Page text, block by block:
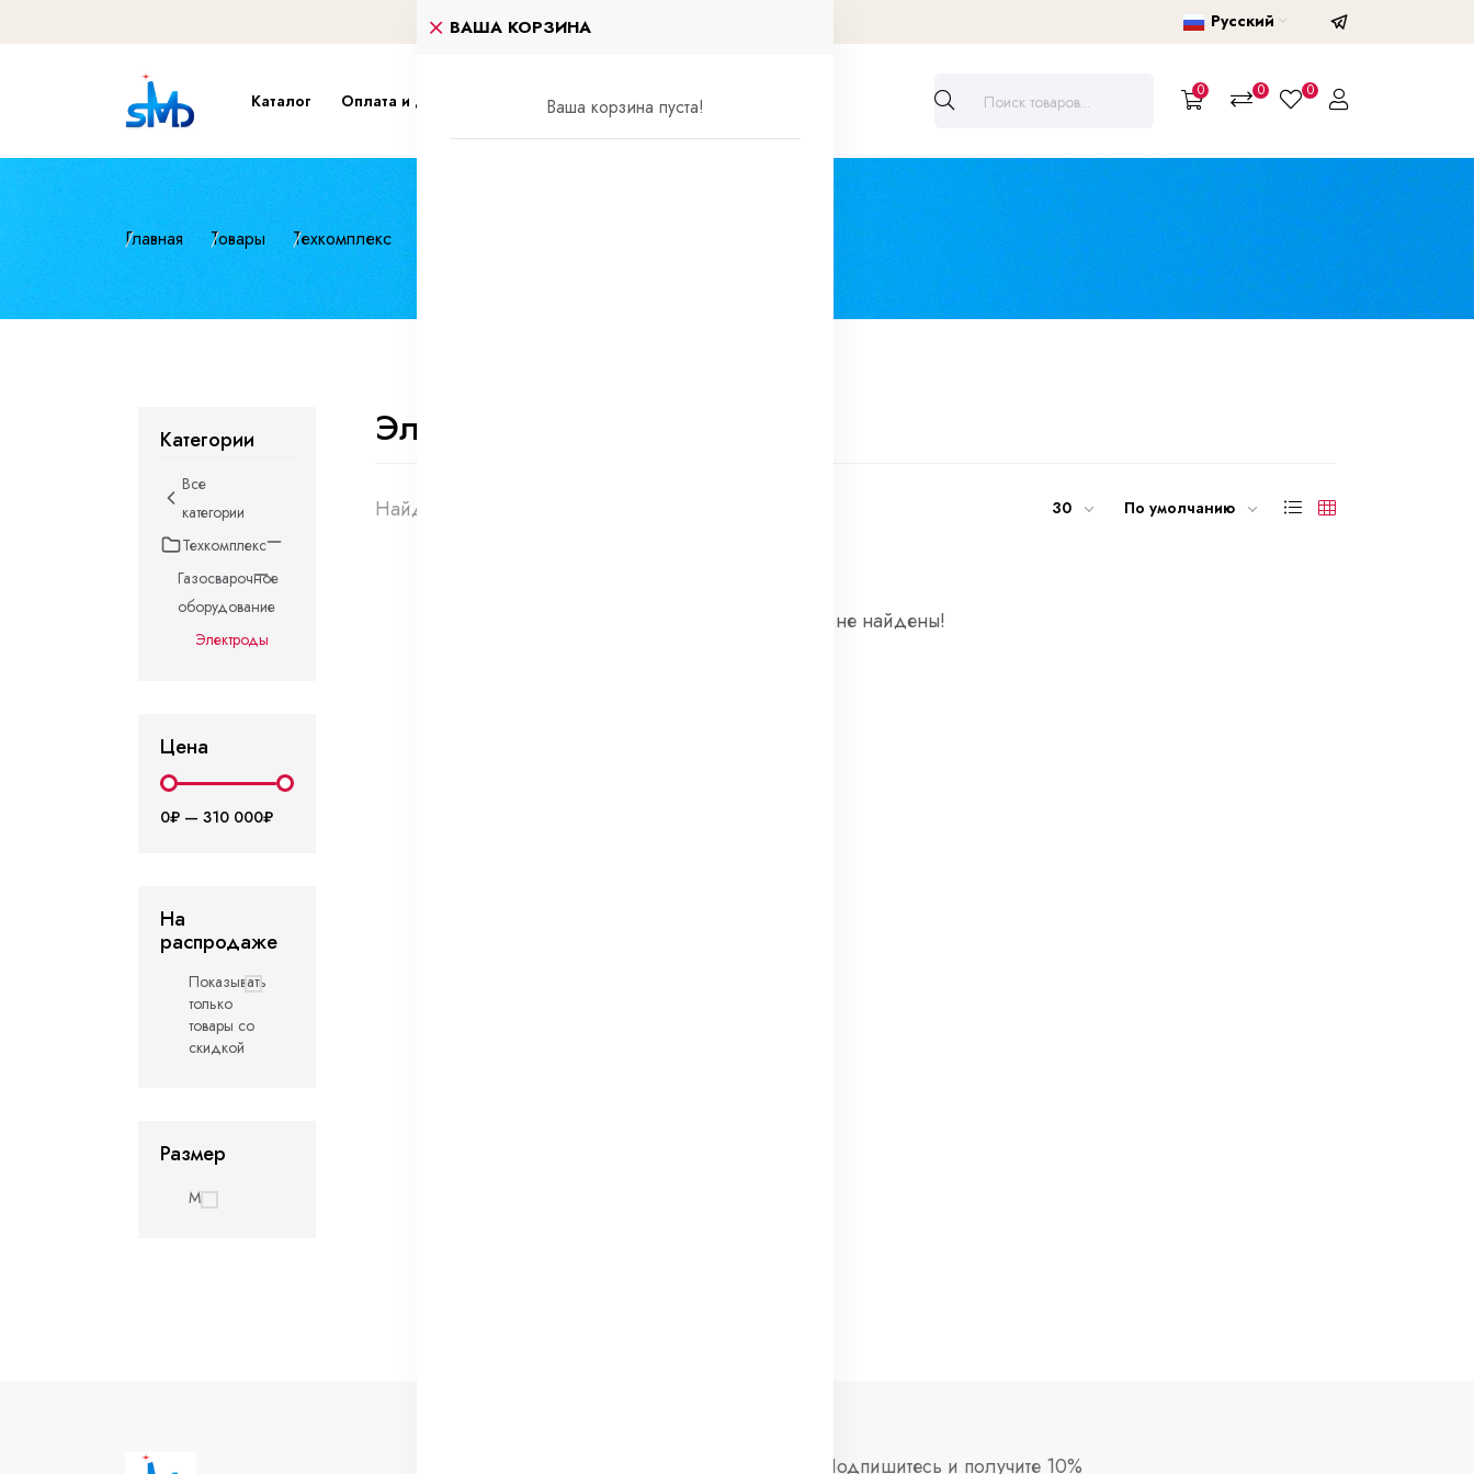
Русский
Каталог Оплата и доставка Работа по договорам 0 0 0
ВАША КОРЗИНА
Ваша корзина пуста!
Главная Товары Техкомплекс
Категории
Все
категории
Техкомплекс
Газосварочное
оборудование
Электроды
Цена
0₽ — 310 000₽
На
распродаже
Показывать
только
товары со
скидкой
Размер
M
Электроды
Найдено 0 товаров 30 По умолчанию
Товары не найдены!
Подпишитесь и получите 10%